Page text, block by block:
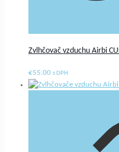
Zvlhčovač vzduchu Airbi
€55.00 s DPH